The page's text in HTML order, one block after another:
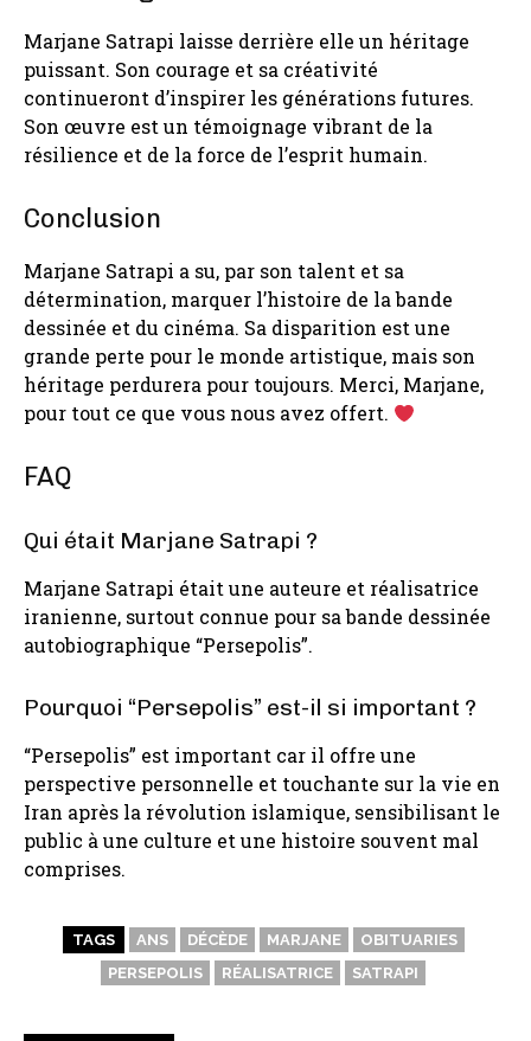
Marjane Satrapi laisse derrière elle un héritage
puissant. Son courage et sa créativité
continueront d’inspirer les générations futures.
Son œuvre est un témoignage vibrant de la
résilience et de la force de l’esprit humain.
Conclusion
Marjane Satrapi a su, par son talent et sa
détermination, marquer l’histoire de la bande
dessinée et du cinéma. Sa disparition est une
grande perte pour le monde artistique, mais son
héritage perdurera pour toujours. Merci, Marjane,
pour tout ce que vous nous avez offert.
FAQ
Qui était Marjane Satrapi ?
Marjane Satrapi était une auteure et réalisatrice
iranienne, surtout connue pour sa bande dessinée
autobiographique “Persepolis”.
Pourquoi “Persepolis” est-il si important ?
“Persepolis” est important car il offre une
perspective personnelle et touchante sur la vie en
Iran après la révolution islamique, sensibilisant le
public à une culture et une histoire souvent mal
comprises.
TAGS ANS DÉCÈDE MARJANE
OBITUARIES
PERSEPOLIS
RÉALISATRICE SATRAPI